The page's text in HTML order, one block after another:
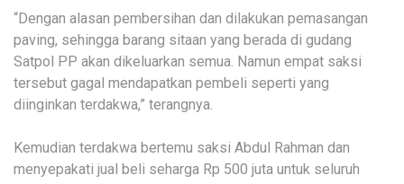
“Dengan alasan pembersihan dan dilakukan pemasangan
paving, sehingga barang sitaan yang berada di gudang
Satpol PP akan dikeluarkan semua. Namun empat saksi
tersebut gagal mendapatkan pembeli seperti yang
diinginkan terdakwa,” terangnya.
Kemudian terdakwa bertemu saksi Abdul Rahman dan
menyepakati jual beli seharga Rp 500 juta untuk seluruh